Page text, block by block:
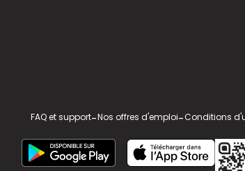
FAQ et support-Nos offres d'emploi-Conditions